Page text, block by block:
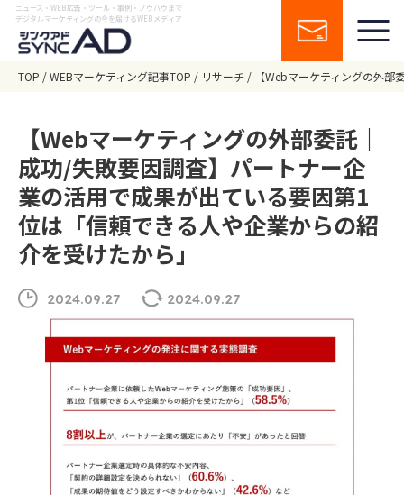
ニュース・WEB広告・ツール・事例・ノウハウまで
デジタルマーケティングの今を届けるWEBメディア
TOP WEBマーケティング記事TOP リサーチ 【Webマーケティングの外
【Webマーケティングの外部委託｜
成功/失敗要因調査】パートナー企
業の活用で成果が出ている要因第1
位は「信頼できる人や企業からの紹
介を受けたから」
2024.09.27 2024.09.27